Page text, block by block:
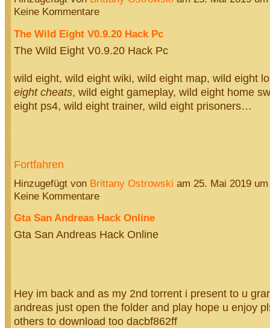
Keine Kommentare
The Wild Eight V0.9.20 Hack Pc
The Wild Eight V0.9.20 Hack Pc
wild eight, wild eight wiki, wild eight map, wild eight
eight cheats, wild eight gameplay, wild eight home
eight ps4, wild eight trainer, wild eight prisoners…
Fortfahren
Hinzugefügt von Brittany Ostrowski am 25. Mai 2019
Keine Kommentare
Gta San Andreas Hack Online
Gta San Andreas Hack Online
Hey im back and as my 2nd torrent i present to u
andreas just open the folder and play hope u enjoy
others to download too dacbf862ff